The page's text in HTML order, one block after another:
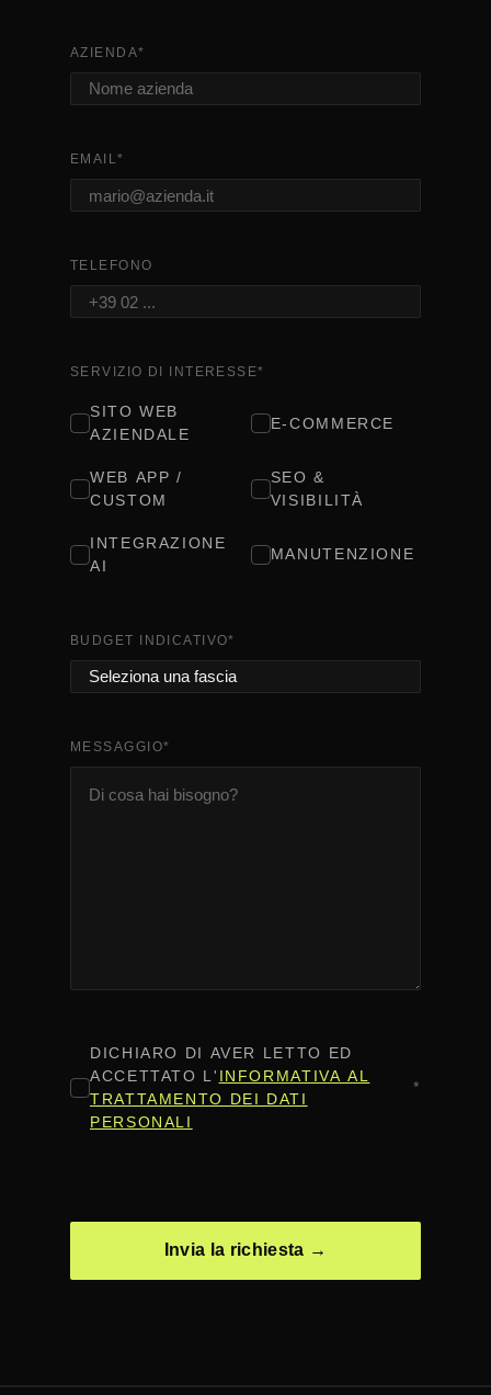
AZIENDA*
EMAIL*
TELEFONO
SERVIZIO DI INTERESSE*
SITO WEB
AZIENDALE
E-COMMERCE
WEB APP /
CUSTOM
SEO &
VISIBILITÀ
INTEGRAZIONE
AI
MANUTENZIONE
BUDGET INDICATIVO*
MESSAGGIO*
CONSENSO*
DICHIARO DI AVER LETTO ED
ACCETTATO L' INFORMATIVA AL
TRATTAMENTO DEI DATI
PERSONALI
*